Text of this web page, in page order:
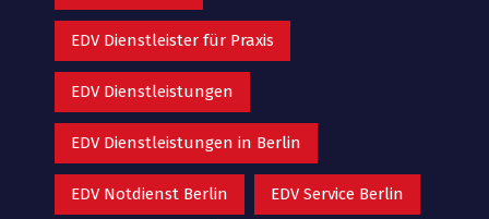
EDV Dienstleister für Praxis
EDV Dienstleistungen
EDV Dienstleistungen in Berlin
EDV Notdienst Berlin EDV Service Berlin